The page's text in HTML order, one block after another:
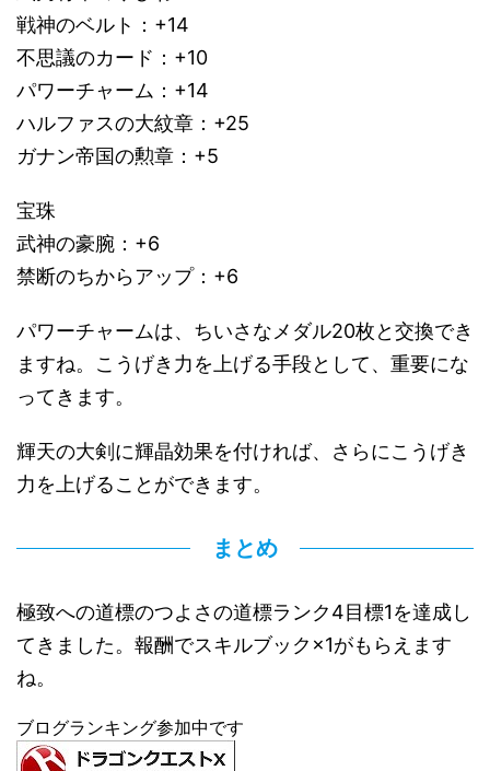
戦神のベルト：+14
不思議のカード：+10
パワーチャーム：+14
ハルファスの大紋章：+25
ガナン帝国の勲章：+5
宝珠
武神の豪腕：+6
禁断のちからアップ：+6
パワーチャームは、ちいさなメダル20枚と交換でき
ますね。こうげき力を上げる手段として、重要にな
ってきます。
輝天の大剣に輝晶効果を付ければ、さらにこうげき
力を上げることができます。
まとめ
極致への道標のつよさの道標ランク4目標1を達成し
てきました。報酬でスキルブック×1がもらえます
ね。
ブログランキング参加中です